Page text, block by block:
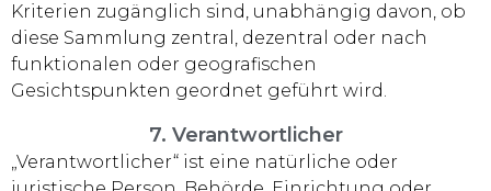
Kriterien zugänglich sind, unabhängig davon, ob
diese Sammlung zentral, dezentral oder nach
funktionalen oder geografischen
Gesichtspunkten geordnet geführt wird.
7. Verantwortlicher
„Verantwortlicher“ ist eine natürliche oder